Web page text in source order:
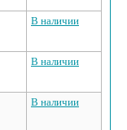
В наличии
В наличии
В наличии